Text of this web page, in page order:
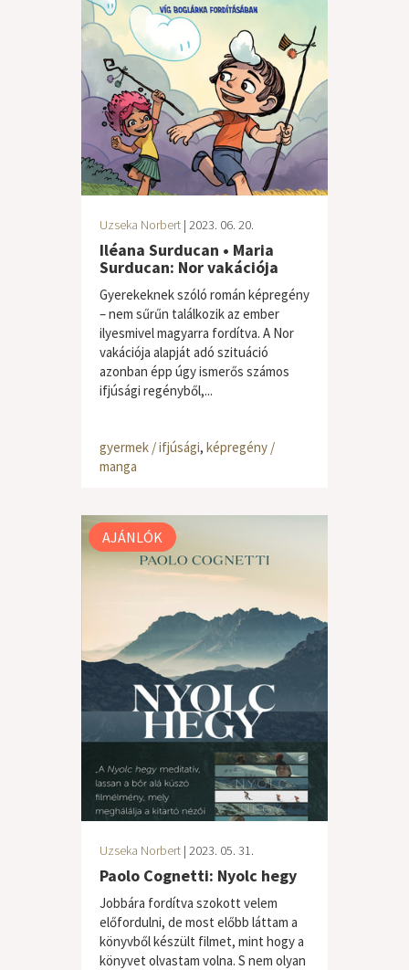
Uzseka Norbert | 2023. 06. 20.
Iléana Surducan • Maria
Surducan: Nor vakációja
Gyerekeknek szóló román képregény
– nem sűrűn találkozik az ember
ilyesmivel magyarra fordítva. A Nor
vakációja alapját adó szituáció
azonban épp úgy ismerős számos
ifjúsági regényből,...
gyermek / ifjúsági, képregény /
manga
AJÁNLÓK
Uzseka Norbert | 2023. 05. 31.
Paolo Cognetti: Nyolc hegy
Jobbára fordítva szokott velem
előfordulni, de most előbb láttam a
könyvből készült filmet, mint hogy a
könyvet olvastam volna. S nem olyan